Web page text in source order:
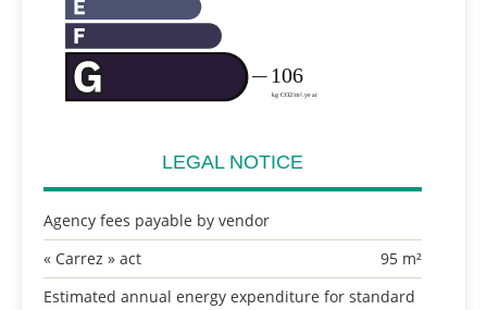
LEGAL NOTICE
Agency fees payable by vendor
« Carrez » act
95 m²
Estimated annual energy expenditure for standard